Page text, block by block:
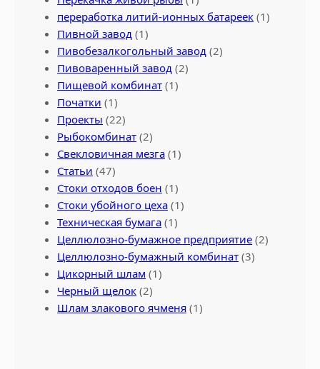
переработка литий-ионных батареек (1)
Пивной завод (1)
Пивобезалкогольный завод (2)
Пивоваренный завод (2)
Пищевой комбинат (1)
Початки (1)
Проекты (22)
Рыбокомбинат (2)
Свекловичная мезга (1)
Статьи (47)
Стоки отходов боен (1)
Стоки убойного цеха (1)
Техническая бумага (1)
Целлюлозно-бумажное предприятие (2)
Целлюлозно-бумажный комбинат (3)
Цикорный шлам (1)
Черный щелок (2)
Шлам злакового ячменя (1)